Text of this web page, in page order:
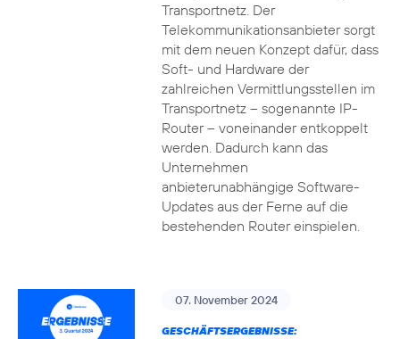
Transportnetz. Der
Telekommunikationsanbieter sorgt
mit dem neuen Konzept dafür, dass
Soft- und Hardware der
zahlreichen Vermittlungsstellen im
Transportnetz – sogenannte IP-
Router – voneinander entkoppelt
werden. Dadurch kann das
Unternehmen
anbieterunabhängige Software-
Updates aus der Ferne auf die
bestehenden Router einspielen.
07. November 2024
GESCHÄFTSERGEBNISSE: